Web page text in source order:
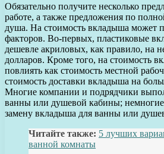
Обязательно получите несколько
работе, а также предложения по
душа. На стоимость вкладыша может
факторов. Во-первых, пластиковые
дешевле акриловых, как правило, на
долларов. Кроме того, на стоимость
повлиять как стоимость местной
стоимость доставки вкладыша на
Многие компании и подрядчики
ванны или душевой кабины;
замену вкладыша для ванны или
Читайте также: 5 лучших
ванной комнаты